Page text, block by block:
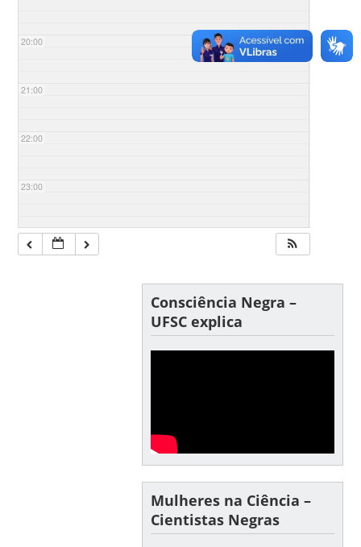
20:00
21:00
22:00
23:00
Consciência Negra –
UFSC explica
Mulheres na Ciência –
Cientistas Negras